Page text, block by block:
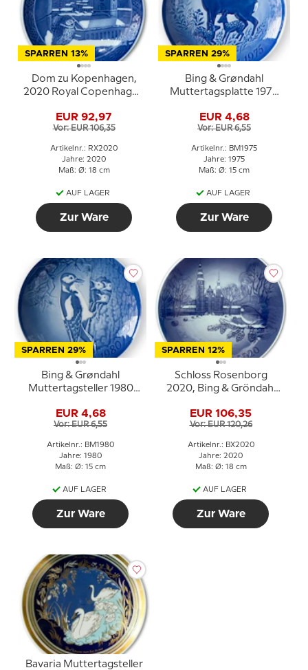
SPARREN 13%
Dom zu Kopenhagen,
2020 Royal Copenhagen
EUR 92,97
Vor: EUR 106,35
Artikelnr.: RX2020
Jahre: 2020
Maß: Ø: 18 cm
AUF LAGER
Zur Ware
SPARREN 29%
Bing & Grøndahl
Muttertagsplatte 1975
EUR 4,68
Vor: EUR 6,55
Artikelnr.: BM1975
Jahre: 1975
Maß: Ø: 15 cm
AUF LAGER
Zur Ware
SPARREN 29%
Bing & Grøndahl
Muttertagsteller 1980
EUR 4,68
Vor: EUR 6,55
Artikelnr.: BM1980
Jahre: 1980
Maß: Ø: 15 cm
AUF LAGER
Zur Ware
SPARREN 12%
Schloss Rosenborg
2020, Bing & Gröndahl
EUR 106,35
Vor: EUR 120,26
Artikelnr.: BX2020
Jahre: 2020
Maß: Ø: 18 cm
AUF LAGER
Zur Ware
Bavaria Muttertagsteller